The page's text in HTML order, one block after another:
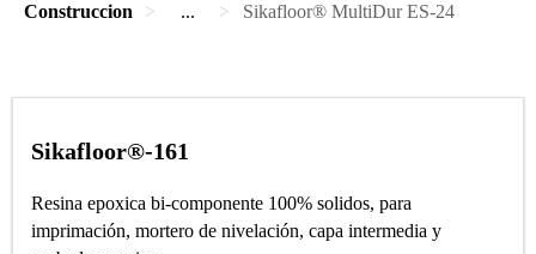
Construccion ... Sikafloor® MultiDur ES-24
Sikafloor®-161
Resina epoxica bi-componente 100% solidos, para
imprimación, mortero de nivelación, capa intermedia y